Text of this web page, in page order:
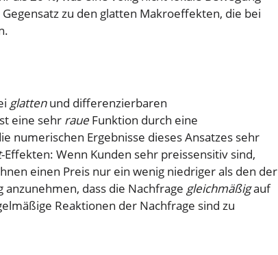
zu den glatten Makroeffekten, die bei
glattenund differenzierbaren
eine sehr raueFunktion durch eine
numerischen Ergebnisse dieses Ansatzes sehr
-Effekten: Wenn Kunden sehr preissensitiv sind,
einen Preis nur ein wenig niedriger als den der
dass die Nachfrage gleichmäßigauf
Reaktionen der Nachfrage sind zu